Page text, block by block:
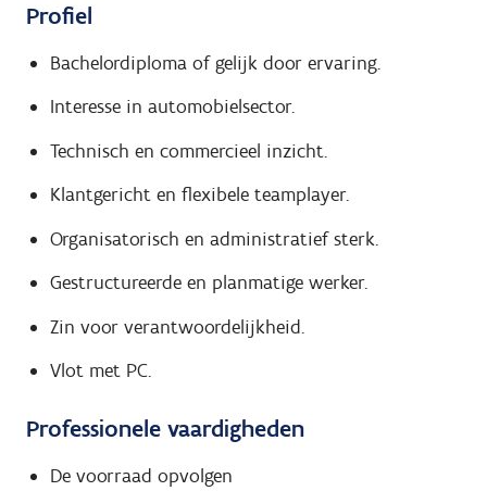
Profiel
Bachelordiploma of gelijk door ervaring.
Interesse in automobielsector.
Technisch en commercieel inzicht.
Klantgericht en flexibele teamplayer.
Organisatorisch en administratief sterk.
Gestructureerde en planmatige werker.
Zin voor verantwoordelijkheid.
Vlot met PC.
Professionele vaardigheden
De voorraad opvolgen